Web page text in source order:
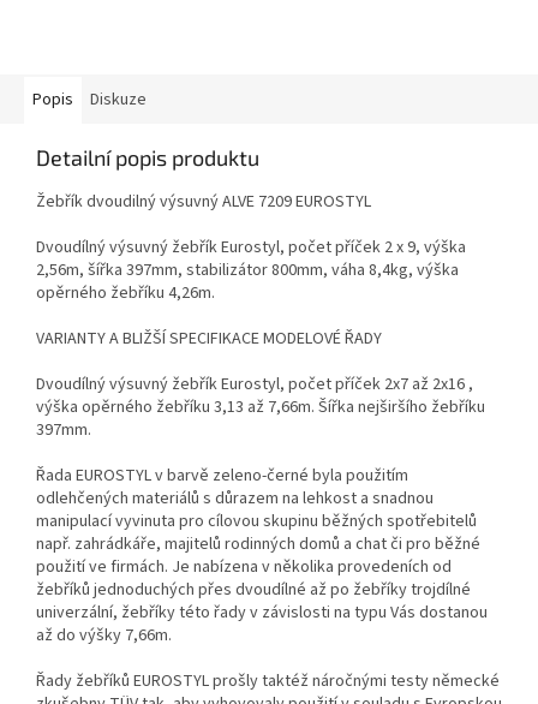
Popis Diskuze
Detailní popis produktu
Žebřík dvoudilný výsuvný ALVE 7209 EUROSTYL
Dvoudílný výsuvný žebřík Eurostyl, počet příček 2 x 9, výška
2,56m, šířka 397mm, stabilizátor 800mm, váha 8,4kg, výška
opěrného žebříku 4,26m.
VARIANTY A BLIŽŠÍ SPECIFIKACE MODELOVÉ ŘADY
Dvoudílný výsuvný žebřík Eurostyl, počet příček 2x7 až 2x16 ,
výška opěrného žebříku 3,13 až 7,66m. Šířka nejširšího žebříku
397mm.
Řada EUROSTYL v barvě zeleno-černé byla použitím
odlehčených materiálů s důrazem na lehkost a snadnou
manipulací vyvinuta pro cílovou skupinu běžných spotřebitelů
např. zahrádkáře, majitelů rodinných domů a chat či pro běžné
použití ve firmách. Je nabízena v několika provedeních od
žebříků jednoduchých přes dvoudílné až po žebříky trojdílné
univerzální, žebříky této řady v závislosti na typu Vás dostanou
až do výšky 7,66m.
Řady žebříků EUROSTYL prošly taktéž náročnými testy německé